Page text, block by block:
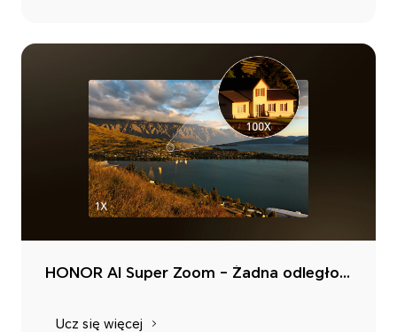
HONOR AI Super Zoom – Żadna odległość nie jest zbyt duża, zbliżenia jednym dotknięciem
Ucz się więcej